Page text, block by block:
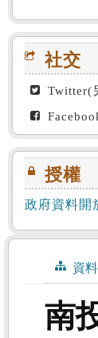
社交
Twitter(
授權
政府資料開
資
南